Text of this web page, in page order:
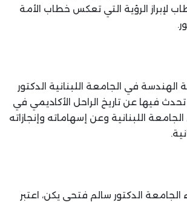
لإبراز الرؤية التي تعكس خطاب الأمة
في الجامعة اللبنانية الدكتور
فيها عن تاريخ الراحل الأكاديمي في
اللبنانية وعن إسهاماته وإنجازاته
الدكتور سالم فتحي يكن، اعتبر